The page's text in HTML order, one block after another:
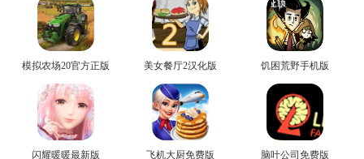
模拟农场20官方正版 美女餐厅2汉化版 饥困荒野手机版
闪耀暖暖最新版 飞机大厨免费版 脑叶公司免费版